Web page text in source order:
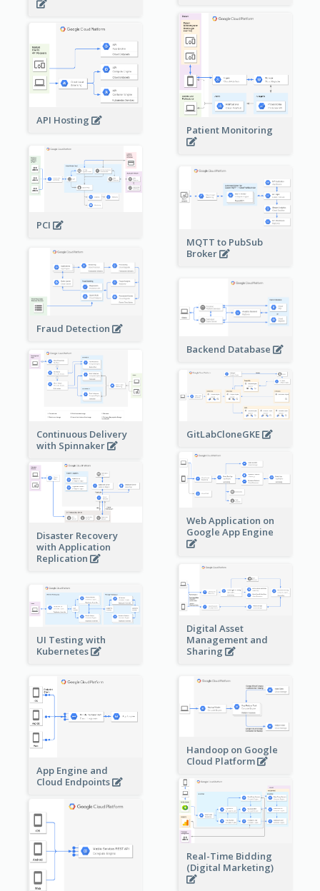
Patient Monitoring
API Hosting
PCI
MQTT to PubSub
Broker
Fraud Detection
Backend Database
Continuous Delivery
with Spinnaker
GitLabCloneGKE
Web Application on
Google App Engine
Disaster Recovery
with Application
Replication
Digital Asset
Management and
Sharing
UI Testing with
Kubernetes
App Engine and
Cloud Endpoints
Handoop on Google
Cloud Platform
Real-Time Bidding
(Digital Marketing)